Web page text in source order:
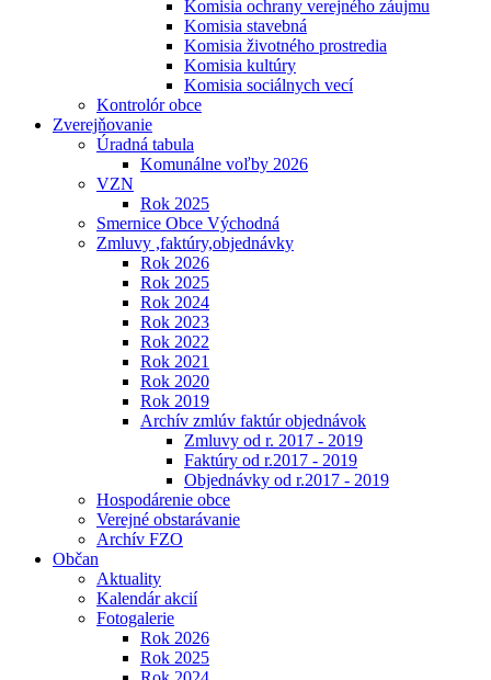
Komisia ochrany verejného záujmu
Komisia stavebná
Komisia životného prostredia
Komisia kultúry
Komisia sociálnych vecí
Kontrolór obce
Zverejňovanie
Úradná tabula
Komunálne voľby 2026
VZN
Rok 2025
Smernice Obce Východná
Zmluvy ,faktúry,objednávky
Rok 2026
Rok 2025
Rok 2024
Rok 2023
Rok 2022
Rok 2021
Rok 2020
Rok 2019
Archív zmlúv faktúr objednávok
Zmluvy od r. 2017 - 2019
Faktúry od r.2017 - 2019
Objednávky od r.2017 - 2019
Hospodárenie obce
Verejné obstarávanie
Archív FZO
Občan
Aktuality
Kalendár akcií
Fotogalerie
Rok 2026
Rok 2025